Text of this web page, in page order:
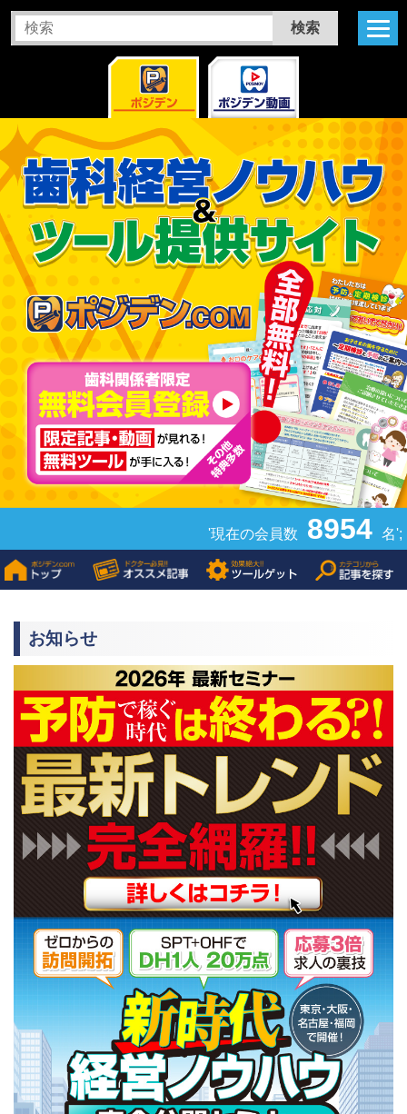
'現在の会員数 8954 名';
お知らせ